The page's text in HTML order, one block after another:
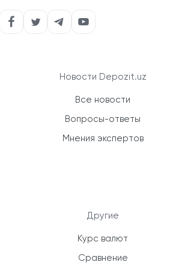
Новости Depozit.uz
Все новости
Вопросы-ответы
Мнения экспертов
Другие
Курс валют
Сравнение